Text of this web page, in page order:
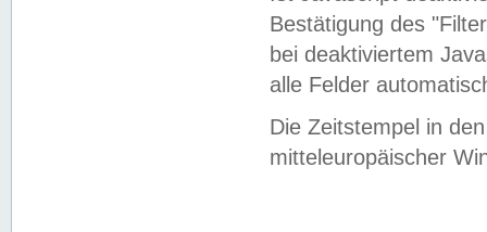
Bestätigung des
bei deaktiviertem
alle Felder
Die Zeitstempel in
mitteleuropäischer